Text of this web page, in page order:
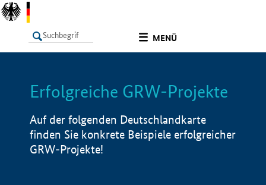
MENÜ
LISTE Info
Erfolgreiche GRW-Projekte
Auf der folgenden Deutschlandkarte
finden Sie konkrete Beispiele erfolgreicher
GRW-Projekte!